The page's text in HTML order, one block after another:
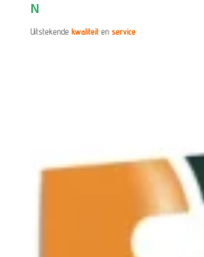
N
Uitstekendekwaliteiten service